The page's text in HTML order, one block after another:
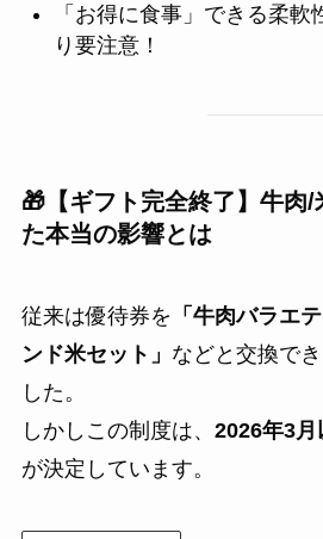
「お得に食事」できる柔
り要注意！
🎁【ギフト完全終了】牛肉/
た本当の影響とは
従来は優待券を 「牛肉バラエ
ンド米セット」 などと交換で
した。
しかしこの制度は、 2026年3月
が決定しています。